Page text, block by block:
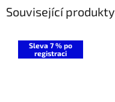
Související produkty
Sleva 7 % po
registraci